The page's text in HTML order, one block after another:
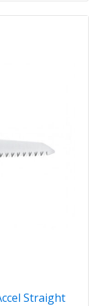
Straight